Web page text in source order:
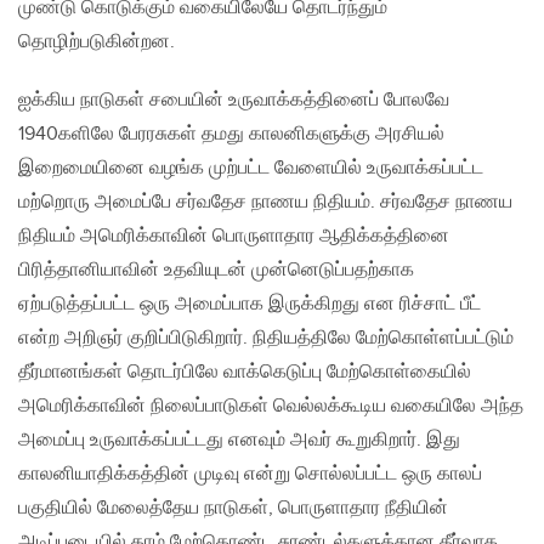
முண்டு கொடுக்கும் வகையிலேயே தொடர்ந்தும்
தொழிற்படுகின்றன.
ஐக்கிய நாடுகள் சபையின் உருவாக்கத்தினைப் போலவே
1940களிலே பேரரசுகள் தமது காலனிகளுக்கு அரசியல்
இறைமையினை வழங்க முற்பட்ட வேளையில் உருவாக்கப்பட்ட
மற்றொரு அமைப்பே சர்வதேச நாணய நிதியம். சர்வதேச நாணய
நிதியம் அமெரிக்காவின் பொருளாதார‌ ஆதிக்கத்தினை
பிரித்தானியாவின் உதவியுடன் முன்னெடுப்பதற்காக
ஏற்படுத்தப்பட்ட ஒரு அமைப்பாக இருக்கிறது என ரிச்சாட் பீட்
என்ற அறிஞர் குறிப்பிடுகிறார். நிதியத்திலே மேற்கொள்ளப்பட்டும்
தீர்மானங்கள் தொடர்பிலே வாக்கெடுப்பு மேற்கொள்கையில்
அமெரிக்காவின் நிலைப்பாடுகள் வெல்லக்கூடிய வகையிலே அந்த
அமைப்பு உருவாக்கப்பட்டது எனவும் அவர் கூறுகிறார். இது
காலனியாதிக்கத்தின் முடிவு என்று சொல்லப்பட்ட ஒரு காலப்
பகுதியில் மேலைத்தேய நாடுகள், பொருளாதார நீதியின்